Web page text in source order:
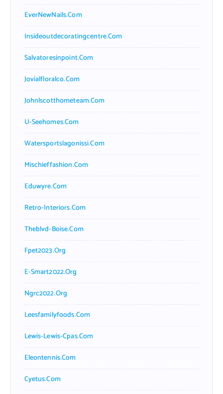
EverNewNails.com
Insideoutdecoratingcentre.com
Salvatoresinpoint.com
Jovialfloralco.com
Johnlscotthometeam.com
U-Seehomes.com
Watersportslagonissi.com
Mischieffashion.com
Eduwyre.com
Retro-Interiors.com
Theblvd-Boise.com
Fpet2023.org
E-Smart2022.org
Ngrc2022.org
Leesfamilyfoods.com
Lewis-Lewis-Cpas.com
Eleontennis.com
Cyetus.com